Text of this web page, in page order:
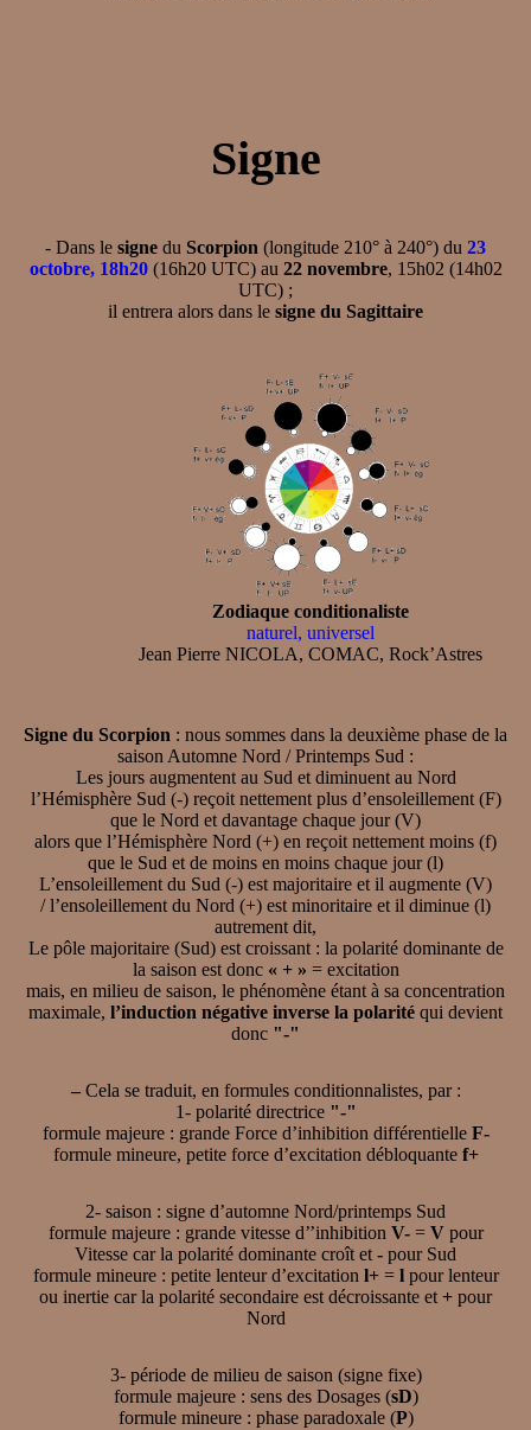
Signe
- Dans le signe du Scorpion (longitude 210° à 240°) du 23
octobre, 18h20(16h20 UTC) au 22 novembre, 15h02 (14h02
UTC) ;
il entrera alors dans le signe du Sagittaire
Zodiaque conditionaliste
naturel, universel
Jean Pierre NICOLA, COMAC, Rock’Astres
Signe du Scorpion : nous sommes dans la deuxième phase de la
saison Automne Nord / Printemps Sud :
Les jours augmentent au Sud et diminuent au Nord
l’Hémisphère Sud (-) reçoit nettement plus d’ensoleillement (F)
que le Nord et davantage chaque jour (V)
alors que l’Hémisphère Nord (+) en reçoit nettement moins (f)
que le Sud et de moins en moins chaque jour (l)
L’ensoleillement du Sud (-) est majoritaire et il augmente (V)
/ l’ensoleillement du Nord (+) est minoritaire et il diminue (l)
autrement dit,
Le pôle majoritaire (Sud) est croissant : la polarité dominante de
la saison est donc « + » = excitation
mais, en milieu de saison, le phénomène étant à sa concentration
maximale, l’induction négative inverse la polarité qui devient
donc "-"
–Cela se traduit, en formules conditionnalistes, par :
1- polarité directrice "-"
formule majeure : grande Force d’inhibition différentielle F-
formule mineure, petite force d’excitation débloquante f+
2- saison : signe d’automne Nord/printemps Sud
formule majeure : grande vitesse d’’inhibition V-= Vpour
Vitesse car la polarité dominante croît et - pour Sud
formule mineure : petite lenteur d’excitation l+= lpour lenteur
ou inertie car la polarité secondaire est décroissante et + pour
Nord
3- période de milieu de saison (signe fixe)
formule majeure : sens des Dosages (sD)
formule mineure : phase paradoxale (P)